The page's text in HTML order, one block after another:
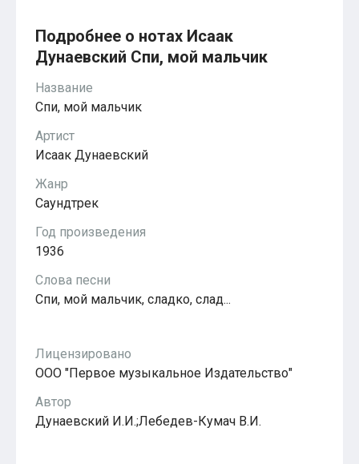
Пасхальные ноты
Христианская музыка
Госпел
из компьютерных игр
The Legend Of Zelda
Friday Night Funkin’
для различных игр
Minecraft
Популярное
Бесплатные
Подробнее о нотах Исаак
Дунаевский Спи, мой мальчик
Название
Спи, мой мальчик
Артист
Исаак Дунаевский
Жанр
Саундтрек
Год произведения
1936
Слова песни
Спи, мой мальчик, сладко, слад...
Лицензировано
ООО "Первое музыкальное Издательство"
Автор
Дунаевский И.И.;Лебедев-Кумач В.И.